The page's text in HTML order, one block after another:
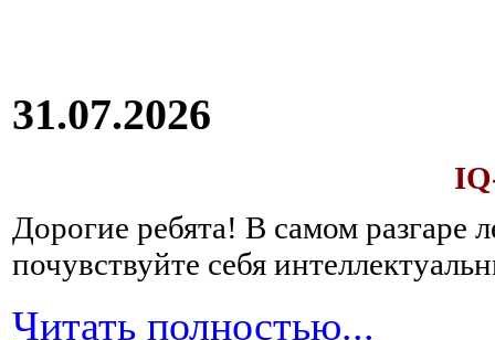
31.07.2026
Дорогие ребята! В самом разгаре
почувствуйте себя
Читать полностью...